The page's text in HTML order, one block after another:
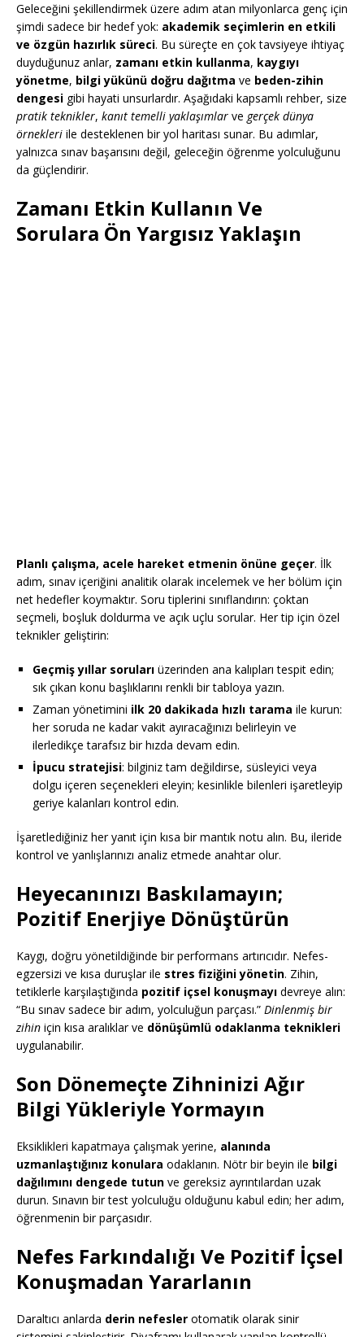
Geleceğini şekillendirmek üzere adım atan milyonlarca genç için
şimdi sadece bir hedef yok: akademik seçimlerin en etkili
ve özgün hazırlık süreci. Bu süreçte en çok tavsiyeye ihtiyaç
duyduğunuz anlar, zamanı etkin kullanma, kaygıyı
yönetme, bilgi yükünü doğru dağıtma ve beden-zihin
dengesi gibi hayati unsurlardır. Aşağıdaki kapsamlı rehber, size
pratik teknikler, kanıt temelli yaklaşımlar ve gerçek dünya
örnekleri ile desteklenen bir yol haritası sunar. Bu adımlar,
yalnızca sınav başarısını değil, geleceğin öğrenme yolculuğunu
da güçlendirir.
Zamanı Etkin Kullanın Ve
Sorulara Ön Yargısız Yaklaşın
Planlı çalışma, acele hareket etmenin önüne geçer. İlk
adım, sınav içeriğini analitik olarak incelemek ve her bölüm için
net hedefler koymaktır. Soru tiplerini sınıflandırın: çoktan
seçmeli, boşluk doldurma ve açık uçlu sorular. Her tip için özel
teknikler geliştirin:
Geçmiş yıllar soruları üzerinden ana kalıpları tespit edin;
sık çıkan konu başlıklarını renkli bir tabloya yazın.
Zaman yönetimini ilk 20 dakikada hızlı tarama ile kurun:
her soruda ne kadar vakit ayıracağınızı belirleyin ve
ilerledikçe tarafsız bir hızda devam edin.
İpucu stratejisi: bilginiz tam değildirse, süsleyici veya
dolgu içeren seçenekleri eleyin; kesinlikle bilenleri işaretleyip
geriye kalanları kontrol edin.
İşaretlediğiniz her yanıt için kısa bir mantık notu alın. Bu, ileride
kontrol ve yanlışlarınızı analiz etmede anahtar olur.
Heyecanınızı Baskılamayın;
Pozitif Enerjiye Dönüştürün
Kaygı, doğru yönetildiğinde bir performans artırıcıdır. Nefes-
egzersizi ve kısa duruşlar ile stres fiziğini yönetin. Zihin,
tetiklerle karşılaştığında pozitif içsel konuşmayı devreye alın:
“Bu sınav sadece bir adım, yolculuğun parçası.” Dinlenmiş bir
zihin için kısa aralıklar ve dönüşümlü odaklanma teknikleri
uygulanabilir.
Son Dönemeçte Zihninizi Ağır
Bilgi Yükleriyle Yormayın
Eksiklikleri kapatmaya çalışmak yerine, alanında
uzmanlaştığınız konulara odaklanın. Nötr bir beyin ile bilgi
dağılımını dengede tutun ve gereksiz ayrıntılardan uzak
durun. Sınavın bir test yolculuğu olduğunu kabul edin; her adım,
öğrenmenin bir parçasıdır.
Nefes Farkındalığı Ve Pozitif İçsel
Konuşmadan Yararlanın
Daraltıcı anlarda derin nefesler otomatik olarak sinir